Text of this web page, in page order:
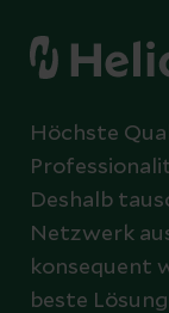
Höchste
Deshalb
Netzwerk
konsequent
beste